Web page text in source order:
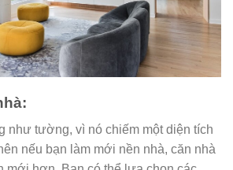
như tường, vì nó chiếm một diện tích
nếu bạn làm mới nền nhà, căn nhà